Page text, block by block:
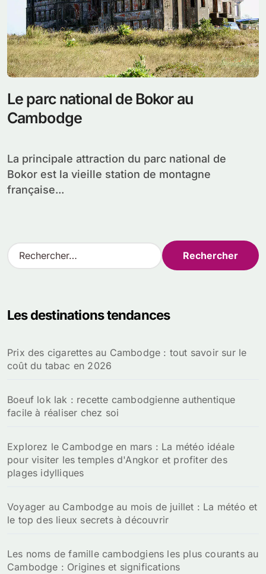
Le parc national de Bokor au
Cambodge
La principale attraction du parc national de
Bokor est la vieille station de montagne
française...
R
e
r
e
r
Les destinations tendances
Prix des cigarettes au Cambodge : tout savoir sur le
coût du tabac en 2026
Boeuf lok lak : recette cambodgienne authentique
facile à réaliser chez soi
Explorez le Cambodge en mars : La météo idéale
pour visiter les temples d'Angkor et profiter des
plages idylliques
Voyager au Cambodge au mois de juillet : La météo et
le top des lieux secrets à découvrir
Les noms de famille cambodgiens les plus courants au
Cambodge : Origines et significations